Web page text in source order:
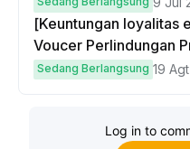
[Keuntungan loyalitas
Voucer Perlindungan
hingga $50
Sedang Berlangsung 19
Log in to